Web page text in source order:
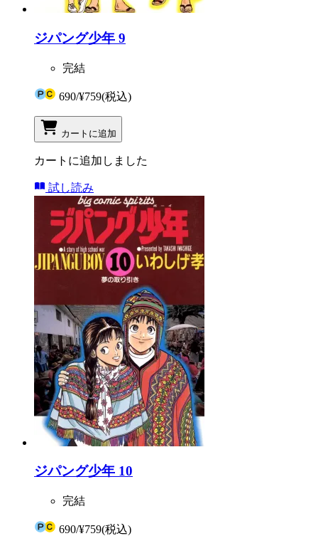
ジパング少年 9
完結
690/¥759(税込)
カートに追加
カートに追加しました
試し読み
ジパング少年 10
完結
690/¥759(税込)